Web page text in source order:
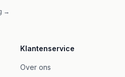
→
Klantenservice
Over ons